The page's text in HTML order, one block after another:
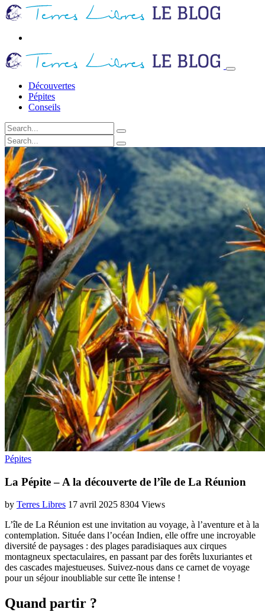
Découvertes
Pépites
Conseils
Pépites
La Pépite – A la découverte de l’île de La Réunion
by Terres Libres 17 avril 2025 8304 Views
L’île de La Réunion est une invitation au voyage, à l’aventure et à la
contemplation. Située dans l’océan Indien, elle offre une incroyable
diversité de paysages : des plages paradisiaques aux cirques
montagneux spectaculaires, en passant par des forêts luxuriantes et
des cascades majestueuses. Suivez-nous dans ce carnet de voyage
pour un séjour inoubliable sur cette île intense !
Quand partir ?